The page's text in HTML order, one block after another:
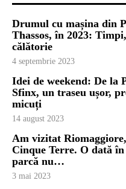
Drumul cu mașina din
Thassos, în 2023:
călătorie
4 septembrie 2023
Idei de weekend: De la
Sfinx, un traseu ușor,
micuți
14 august 2023
Am vizitat
Cinque Terre. O dată
parcă nu…
3 mai 2023